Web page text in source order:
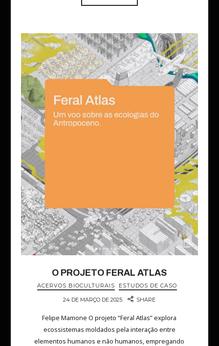
O PROJETO FERAL ATLAS
ACERVOS BIOCULTURAIS ESTUDOS DE CASO
24 DE MARÇO DE 2025 SHARE
Felipe Mamone O projeto “Feral Atlas” explora
ecossistemas moldados pela interação entre
elementos humanos e não humanos, empregando